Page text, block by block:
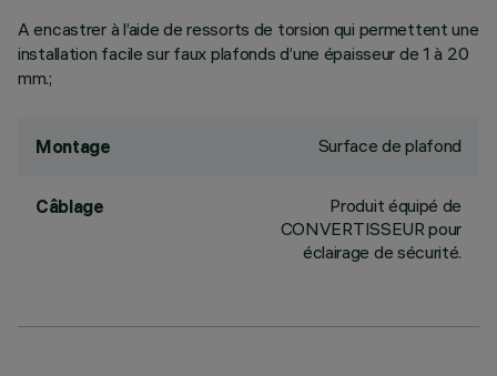
A encastrer à l’aide de ressorts de torsion qui permettent une
installation facile sur faux plafonds d’une épaisseur de 1 à 20
mm.;
Montage Surface de plafond
Câblage
Produit équipé de
CONVERTISSEUR pour
éclairage de sécurité.